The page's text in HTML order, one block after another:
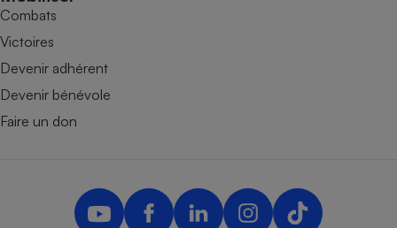
Combats
Victoires
Devenir adhérent
Devenir bénévole
Faire un don